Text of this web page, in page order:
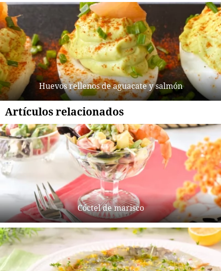
Huevos rellenos de aguacate y salmón
Artículos relacionados
Cóctel de marisco